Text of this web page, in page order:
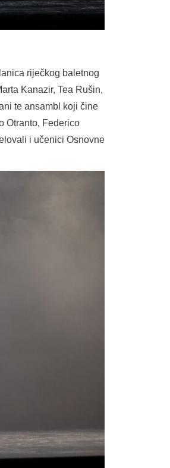
riječkog baletnog
Kanazir, Tea Rušin,
te ansambl koji čine
Otranto, Federico
i učenici Osnovne